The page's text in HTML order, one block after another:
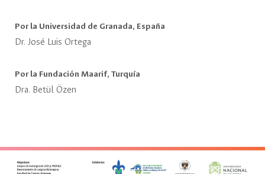
Por la Universidad de Granada, España
Dr. José Luis Ortega
Por la Fundación Maarif, Turquía
Dra. Betül Özen